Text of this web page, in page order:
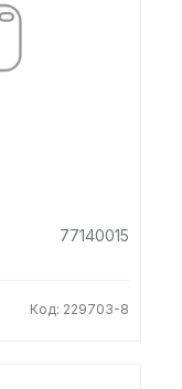
77140015
Код: 229703-8